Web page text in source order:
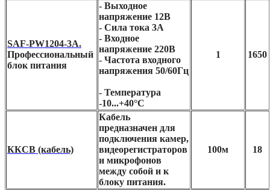
SAF-PW1204-3A.
Профессиональный
блок питания
- Выходное
напряжение 12В
- Сила тока 3А
- Входное
напряжение 220В
- Частота входного
напряжения 50/60Гц
- Температура
-10...+40°С
1 1650
ККСВ (кабель)
Кабель
предназначен для
подключения камер,
видеорегистраторов
и микрофонов
между собой и к
блоку питания.
100м 18